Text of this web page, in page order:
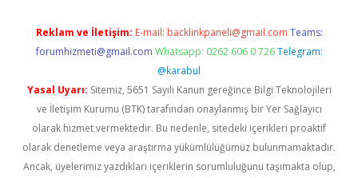
Reklam ve İletişim: E-mail: backlinkpaneli@gmail.com Teams:
forumhizmeti@gmail.com Whatsapp: 0262 606 0 726 Telegram:
@karabul
Yasal Uyarı: Sitemiz, 5651 Sayılı Kanun gereğince Bilgi Teknolojileri
ve İletişim Kurumu (BTK) tarafından onaylanmış bir Yer Sağlayıcı
olarak hizmet vermektedir. Bu nedenle, sitedeki içerikleri proaktif
olarak denetleme veya araştırma yükümlülüğümüz bulunmamaktadır.
Ancak, üyelerimiz yazdıkları içeriklerin sorumluluğunu taşımakta olup,